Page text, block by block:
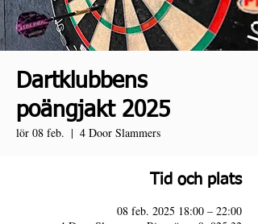
Dartklubbens
poängjakt 2025
lör 08 feb.
  |
4 Door Slammers
Tid och plats
08 feb. 2025 18:00 – 22:00